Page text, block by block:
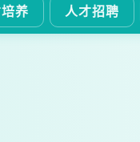
养 人才招聘